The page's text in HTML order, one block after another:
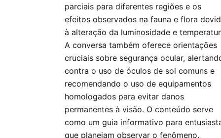
parciais para diferentes regiões e os
efeitos observados na fauna e flora
à alteração da luminosidade e
A conversa também oferece orientações
cruciais sobre segurança ocular,
contra o uso de óculos de sol comuns e
recomendando o uso de equipamentos
homologados para evitar danos
permanentes à visão. O conteúdo serve
como um guia informativo para
que planejam observar o fenômeno.